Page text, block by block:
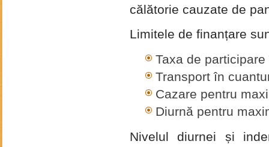
călătorie cauzate de
Limitele de finanțare
Taxa de
Transport în
Cazare pentru
Diurnă pentru
Nivelul diurnei și